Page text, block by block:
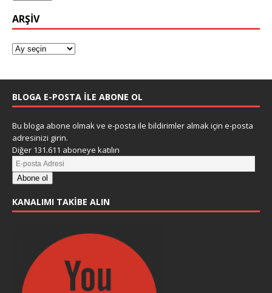
ARŞIV
BLOGA E-POSTA ILE ABONE OL
Bu bloga abone olmak ve e-posta ile bildirimler almak için e-posta
adresinizi girin.
Diğer 131.611 aboneye katılın
Abone ol
KANALIMI TAKIBE ALIN